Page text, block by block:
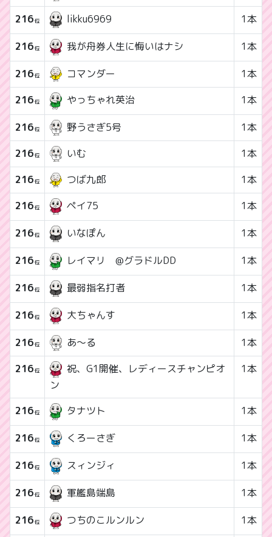
216位 likku6969 1本
216位 我が舟券人生に悔いはナシ 1本
216位 コマンダー
1本
216位 やっちゃれ英治 1本
216位 野うさぎ5号
1本
216位 いむ
1本
216位 つば九郎
1本
216位 ペイ75 1本
216位 いなぽん 1本
216位 レイマリ @グラドルDD 1本
216位 最弱指名打者 1本
216位 大ちゃんす 1本
216位 あ～る
1本
216位
祝、G1開催、レディースチャンピオ
ン
1本
216位 タナツト 1本
216位 くろーさぎ 1本
216位 スィンジィ 1本
216位 軍艦島端島 1本
216位 つちのこルンルン 1本